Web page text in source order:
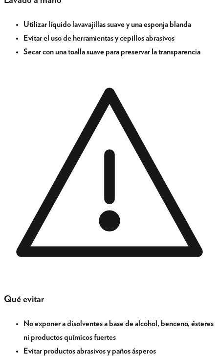
Utilizar líquido lavavajillas suave y una esponja blanda
Evitar el uso de herramientas y cepillos abrasivos
Secar con una toalla suave para preservar la transparencia
Qué evitar
No exponer a disolventes a base de alcohol, benceno, ésteres
ni productos químicos fuertes
Evitar productos abrasivos y paños ásperos